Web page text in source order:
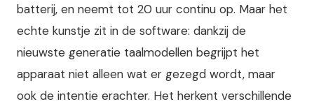
batterij, en neemt tot 20 uur continu op. Maar het
echte kunstje zit in de software: dankzij de
nieuwste generatie taalmodellen begrijpt het
apparaat niet alleen wat er gezegd wordt, maar
ook de intentie erachter. Het herkent verschillende